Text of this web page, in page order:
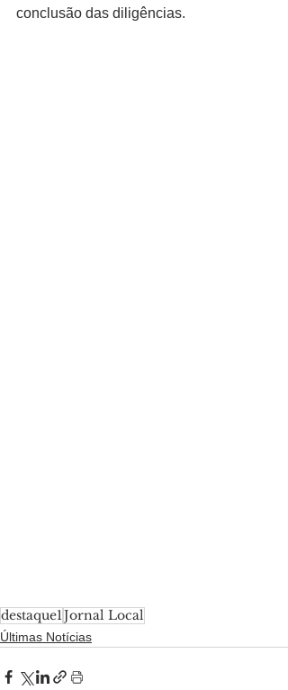
conclusão das diligências.
destaque1Jornal Local
Últimas Notícias